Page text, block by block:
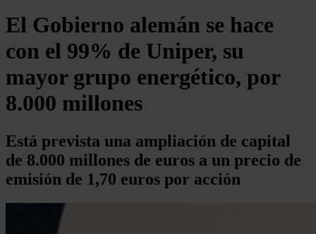
El Gobierno alemán se hace
con el 99% de Uniper, su
mayor grupo energético, por
8.000 millones
Está prevista una ampliación de capital
de 8.000 millones de euros a un precio de
emisión de 1,70 euros por acción